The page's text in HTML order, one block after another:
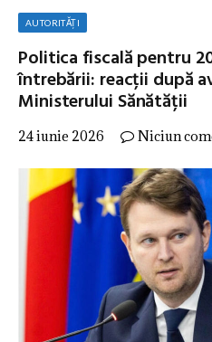
AUTORITĂȚI
Politica fiscală pentru
întrebării: reacții după
Ministerului Sănătății
24 iunie 2026 Niciun